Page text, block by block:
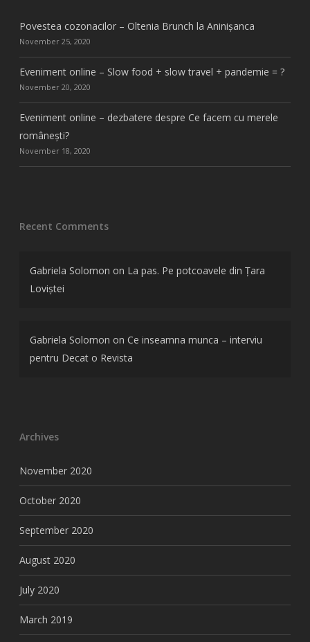
Povestea cozonacilor – Oltenia Brunch la Aninișanca
November 25, 2020
Eveniment online – Slow food + slow travel + pandemie = ?
November 20, 2020
Eveniment online – dezbatere despre Ce facem cu merele
românești?
November 18, 2020
Recent Comments
Gabriela Solomon on La pas. Pe potcoavele din Țara
Loviștei
Gabriela Solomon on Ce inseamna munca – interviu
pentru Decat o Revista
Archives
November 2020
October 2020
September 2020
August 2020
July 2020
March 2019